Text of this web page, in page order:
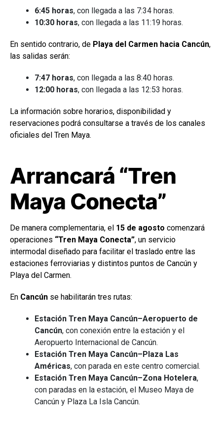
6:45 horas, con llegada a las 7:34 horas.
10:30 horas, con llegada a las 11:19 horas.
En sentido contrario, de Playa del Carmen hacia Cancún,
las salidas serán:
7:47 horas, con llegada a las 8:40 horas.
12:00 horas, con llegada a las 12:53 horas.
La información sobre horarios, disponibilidad y
reservaciones podrá consultarse a través de los canales
oficiales del Tren Maya.
Arrancará “Tren
Maya Conecta”
De manera complementaria, el 15 de agosto comenzará
operaciones “Tren Maya Conecta”, un servicio
intermodal diseñado para facilitar el traslado entre las
estaciones ferroviarias y distintos puntos de Cancún y
Playa del Carmen.
En Cancún se habilitarán tres rutas:
Estación Tren Maya Cancún–Aeropuerto de
Cancún, con conexión entre la estación y el
Aeropuerto Internacional de Cancún.
Estación Tren Maya Cancún–Plaza Las
Américas, con parada en este centro comercial.
Estación Tren Maya Cancún–Zona Hotelera,
con paradas en la estación, el Museo Maya de
Cancún y Plaza La Isla Cancún.